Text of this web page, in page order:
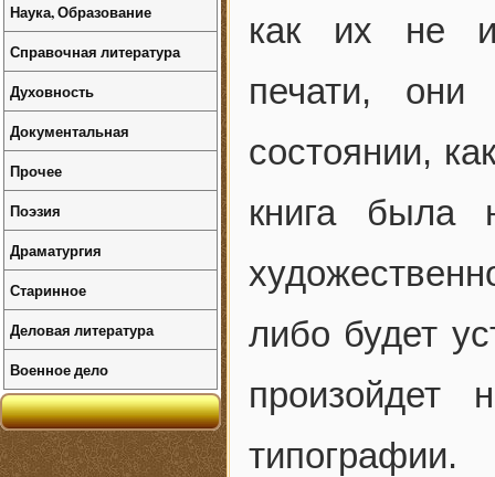
как их не
печати,
состоянии,
книга была
либо будет
произойдет
типографии.
Наука, Образование
Справочная литература
Духовность
Документальная
Прочее
Поэзия
Драматургия
Старинное
Деловая литература
Военное дело